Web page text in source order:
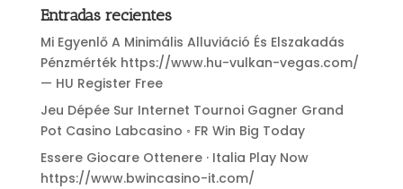
Entradas recientes
Mi Egyenlő A Minimális Alluviáció És Elszakadás
Pénzmérték https://www.hu-vulkan-vegas.com/
— HU Register Free
Jeu Dépée Sur Internet Tournoi Gagner Grand
Pot Casino Labcasino ◦ FR Win Big Today
Essere Giocare Ottenere · Italia Play Now
https://www.bwincasino-it.com/